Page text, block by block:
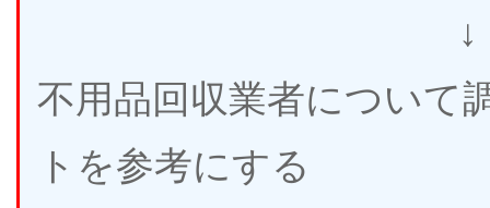
↓
不用品回収業者について
トを参考にする